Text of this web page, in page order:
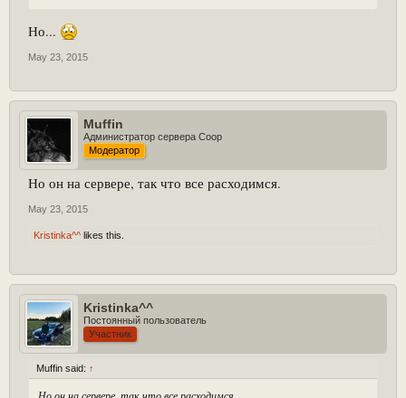
Но...
May 23, 2015
Muffin
Администратор сервера Coop
Модератор
Но он на сервере, так что все расходимся.
May 23, 2015
Kristinka^^ likes this.
Kristinka^^
Постоянный пользователь
Участник
Muffin said: ↑